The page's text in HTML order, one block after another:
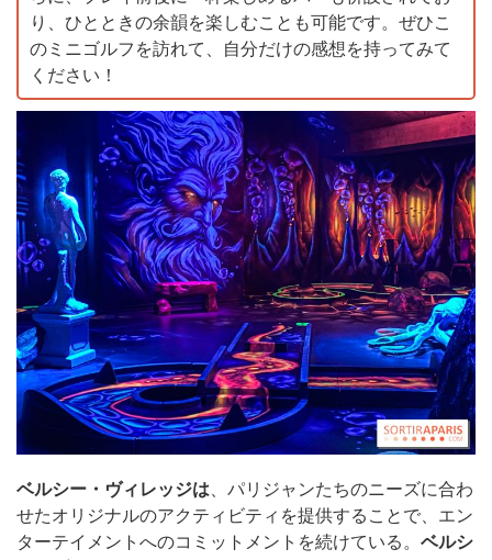
り、ひとときの余韻を楽しむことも可能です。ぜひこ
のミニゴルフを訪れて、自分だけの感想を持ってみて
ください！
ベルシー・ヴィレッジは、パリジャンたちのニーズに合わ
せたオリジナルのアクティビティを提供することで、エン
ターテイメントへのコミットメントを続けている。 ベルシ